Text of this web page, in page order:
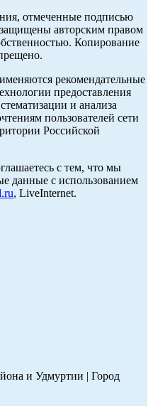
отмеченные подписью
защищены авторским правом
Копирование
рекомендательные
предоставления
и анализа
пользователей сети
Российской
с тем, что мы
данные с использованием
, LiveInternet.
и Удмуртии | Город